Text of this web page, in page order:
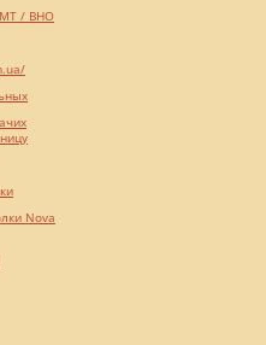
/ ВНО
Nova